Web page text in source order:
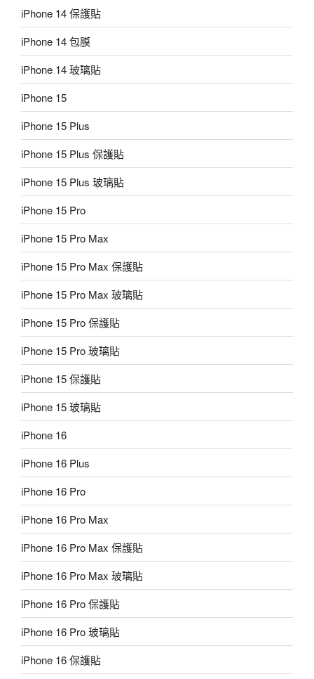
iPhone 14 保護貼
iPhone 14 包膜
iPhone 14 玻璃貼
iPhone 15
iPhone 15 Plus
iPhone 15 Plus 保護貼
iPhone 15 Plus 玻璃貼
iPhone 15 Pro
iPhone 15 Pro Max
iPhone 15 Pro Max 保護貼
iPhone 15 Pro Max 玻璃貼
iPhone 15 Pro 保護貼
iPhone 15 Pro 玻璃貼
iPhone 15 保護貼
iPhone 15 玻璃貼
iPhone 16
iPhone 16 Plus
iPhone 16 Pro
iPhone 16 Pro Max
iPhone 16 Pro Max 保護貼
iPhone 16 Pro Max 玻璃貼
iPhone 16 Pro 保護貼
iPhone 16 Pro 玻璃貼
iPhone 16 保護貼